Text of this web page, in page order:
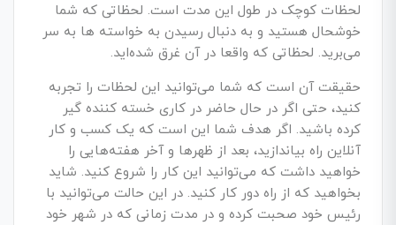
لحظات کوچک در طول این مدت است. لحظاتی که شما
خوشحال هستید و به دنبال رسیدن به خواسته‌ ها به سر
می‌برید. لحظاتی که واقعا در آن غرق شده­‌اید.
حقیقت آن است که شما می‌­توانید این لحظات را تجربه
کنید، حتی اگر در حال حاضر در کاری خسته کننده گیر
کرده باشید. اگر هدف شما این است که یک کسب­ و کار
آنلاین راه بیاندازید، بعد از ظهرها و آخر هفته­‌هایی را
خواهید داشت که می­‌توانید این کار را شروع کنید. شاید
بخواهید که از راه دور کار کنید. در این حالت می‌­توانید با
رئیس خود صحبت کرده و در مدت زمانی که در شهر خود